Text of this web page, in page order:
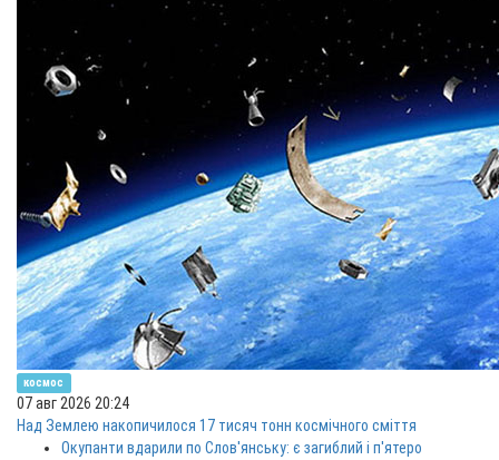
космос
07 авг 2026 20:24
Над Землею накопичилося 17 тисяч тонн космічного сміття
Окупанти вдарили по Слов'янську: є загиблий і п'ятеро